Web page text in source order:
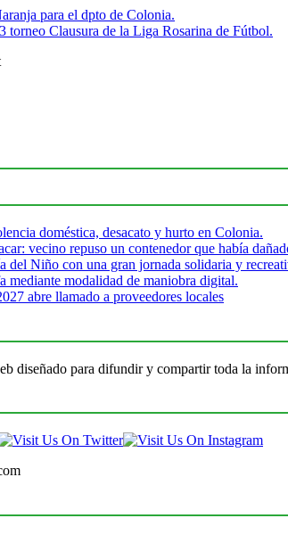
para el dpto de Colonia.
torneo Clausura de la Liga Rosarina de Fútbol.
doméstica, desacato y hurto en Colonia.
vecino repuso un contenedor que había
del Niño con una gran jornada solidaria y
mediante modalidad de maniobra digital.
abre llamado a proveedores locales
diseñado para difundir y compartir toda la